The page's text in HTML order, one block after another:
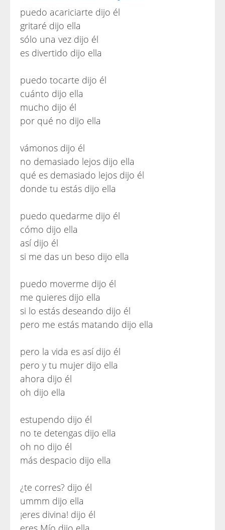
puedo acariciarte dijo él
gritaré dijo ella
sólo una vez dijo él
es divertido dijo ella
puedo tocarte dijo él
cuánto dijo ella
mucho dijo él
por qué no dijo ella
vámonos dijo él
no demasiado lejos dijo ella
qué es demasiado lejos dijo él
donde tu estás dijo ella
puedo quedarme dijo él
cómo dijo ella
así dijo él
si me das un beso dijo ella
puedo moverme dijo él
me quieres dijo ella
si lo estás deseando dijo él
pero me estás matando dijo ella
pero la vida es así dijo él
pero y tu mujer dijo ella
ahora dijo él
oh dijo ella
estupendo dijo él
no te detengas dijo ella
oh no dijo él
más despacio dijo ella
¿te corres? dijo él
ummm dijo ella
¡eres divina! dijo él